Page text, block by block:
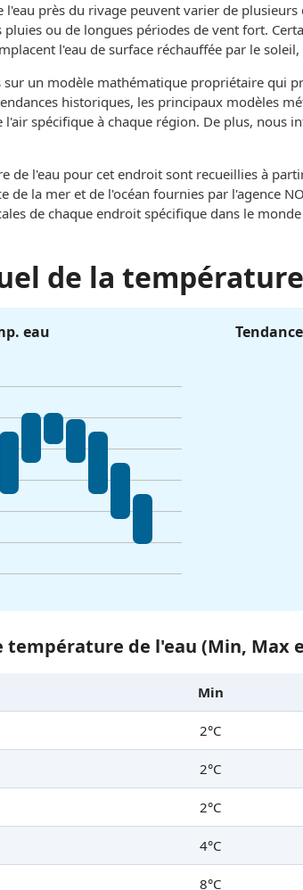
l'eau près du rivage peuvent varier de
ou de longues périodes de vent fort.
l'eau de surface réchauffée par le
sur un modèle mathématique propriétaire qui
historiques, les principaux modèles
spécifique à chaque région. De plus, nous
de l'eau pour cet endroit sont recueillies à
de la mer et de l'océan fournies par l'agence
de chaque endroit spécifique dans le
de la
eau
température de l'eau (Min, Max
Min
2°C
2°C
2°C
4°C
8°C